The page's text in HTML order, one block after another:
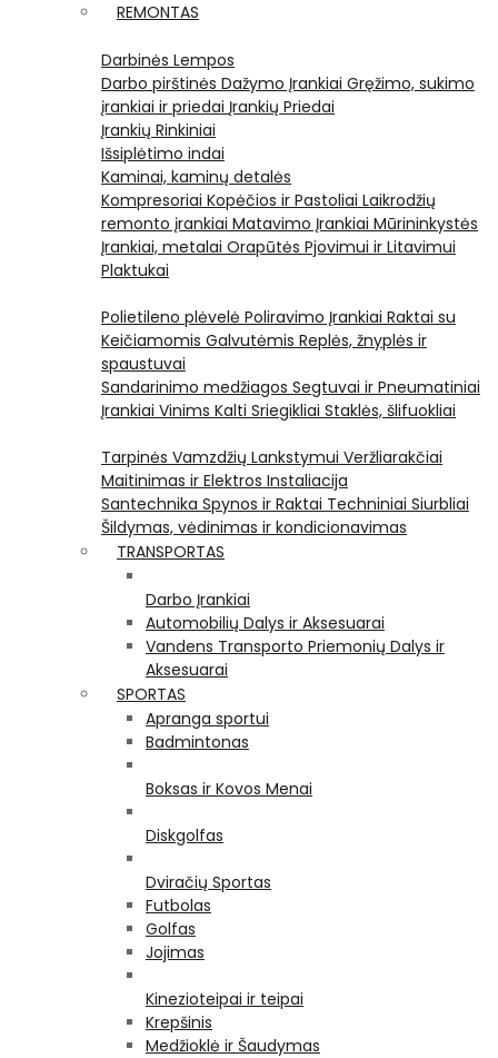
REMONTAS
Darbinės Lempos
Darbo pirštinės Dažymo Įrankiai Gręžimo, sukimo
įrankiai ir priedai Įrankių Priedai
Įrankių Rinkiniai
Išsiplėtimo indai
Kaminai, kaminų detalės
Kompresoriai Kopėčios ir Pastoliai Laikrodžių
remonto įrankiai Matavimo Įrankiai Mūrininkystės
Įrankiai, metalai Orapūtės Pjovimui ir Litavimui
Plaktukai
Polietileno plėvelė Poliravimo Įrankiai Raktai su
Keičiamomis Galvutėmis Replės, žnyplės ir
spaustuvai
Sandarinimo medžiagos Segtuvai ir Pneumatiniai
Įrankiai Vinims Kalti Sriegikliai Staklės, šlifuokliai
Tarpinės Vamzdžių Lankstymui Veržliarakčiai
Maitinimas ir Elektros Instaliacija
Santechnika Spynos ir Raktai Techniniai Siurbliai
Šildymas, vėdinimas ir kondicionavimas
TRANSPORTAS
Darbo Įrankiai
Automobilių Dalys ir Aksesuarai
Vandens Transporto Priemonių Dalys ir
Aksesuarai
SPORTAS
Apranga sportui
Badmintonas
Boksas ir Kovos Menai
Diskgolfas
Dviračių Sportas
Futbolas
Golfas
Jojimas
Kinezioteipai ir teipai
Krepšinis
Medžioklė ir Šaudymas